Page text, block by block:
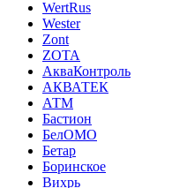
WertRus
Wester
Zont
ZOTA
АкваКонтроль
АКВАТЕК
АТМ
Бастион
БелОМО
Бетар
Боринское
Вихрь